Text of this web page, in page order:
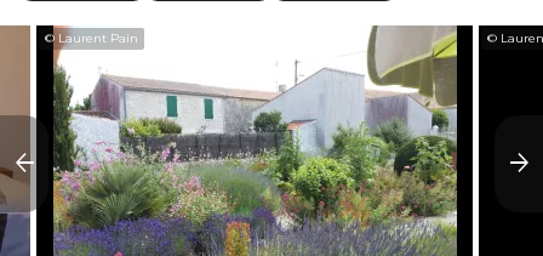
© Laurent Pain ©